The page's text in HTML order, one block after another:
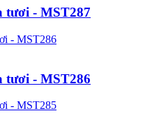
tươi - MST287
tươi - MST286